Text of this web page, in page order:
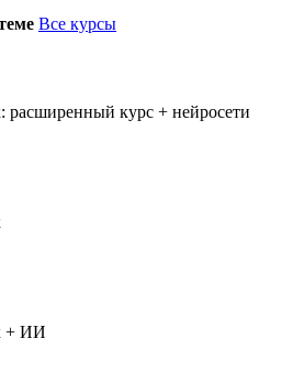
Все курсы
расширенный курс + нейросети
+ ИИ